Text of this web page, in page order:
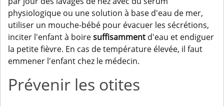
physiologique ou une solution à base d'eau de mer,
utiliser un mouche-bébé pour évacuer les sécrétions,
inciter l'enfant à boiresuffisamment d'eau et endiguer
la petite fièvre. En cas de température élevée, il faut
emmener l'enfant chez le médecin.
Prévenir les otites